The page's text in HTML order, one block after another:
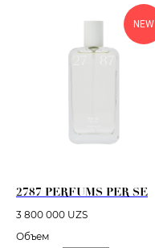
NEW
2787 PERFUMS PER SE
3 800 000 UZS
Объем